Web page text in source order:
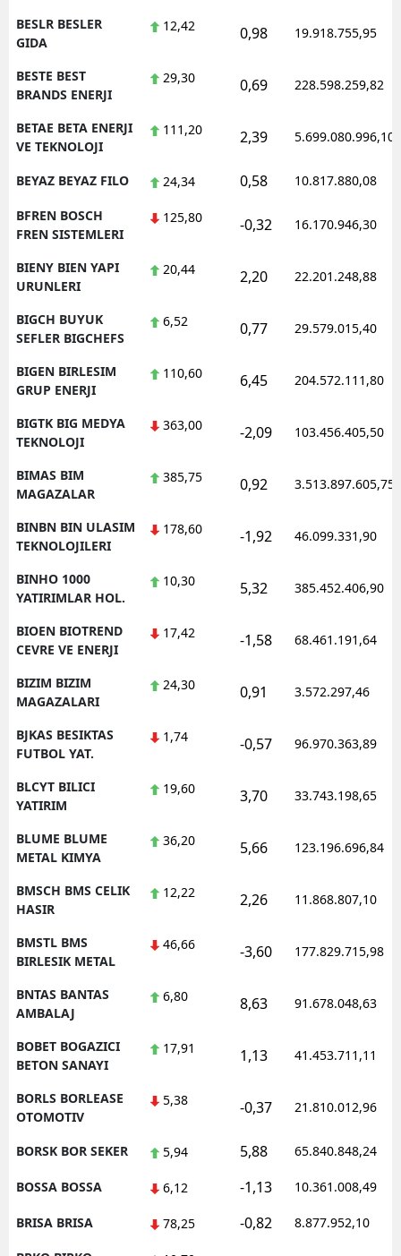
BESLR BESLER
GIDA
12,42 0,98 19.918.755,95
BESTE BEST
BRANDS ENERJI
29,30 0,69 228.598.259,82
BETAE BETA ENERJI
VE TEKNOLOJI
111,20 2,39 5.699.080.996,10
BEYAZ BEYAZ FILO 24,34 0,58 10.817.880,08
BFREN BOSCH
FREN SISTEMLERI
125,80 -0,32 16.170.946,30
BIENY BIEN YAPI
URUNLERI
20,44 2,20 22.201.248,88
BIGCH BUYUK
SEFLER BIGCHEFS
6,52 0,77 29.579.015,40
BIGEN BIRLESIM
GRUP ENERJI
110,60 6,45 204.572.111,80
BIGTK BIG MEDYA
TEKNOLOJI
363,00 -2,09 103.456.405,50
BIMAS BIM
MAGAZALAR
385,75 0,92 3.513.897.605,75
BINBN BIN ULASIM
TEKNOLOJILERI
178,60 -1,92 46.099.331,90
BINHO 1000
YATIRIMLAR HOL.
10,30 5,32 385.452.406,90
BIOEN BIOTREND
CEVRE VE ENERJI
17,42 -1,58 68.461.191,64
BIZIM BIZIM
MAGAZALARI
24,30 0,91 3.572.297,46
BJKAS BESIKTAS
FUTBOL YAT.
1,74 -0,57 96.970.363,89
BLCYT BILICI
YATIRIM
19,60 3,70 33.743.198,65
BLUME BLUME
METAL KIMYA
36,20 5,66 123.196.696,84
BMSCH BMS CELIK
HASIR
12,22 2,26 11.868.807,10
BMSTL BMS
BIRLESIK METAL
46,66 -3,60 177.829.715,98
BNTAS BANTAS
AMBALAJ
6,80 8,63 91.678.048,63
BOBET BOGAZICI
BETON SANAYI
17,91 1,13 41.453.711,11
BORLS BORLEASE
OTOMOTIV
5,38 -0,37 21.810.012,96
BORSK BOR SEKER 5,94 5,88 65.840.848,24
BOSSA BOSSA 6,12 -1,13 10.361.008,49
BRISA BRISA 78,25 -0,82 8.877.952,10